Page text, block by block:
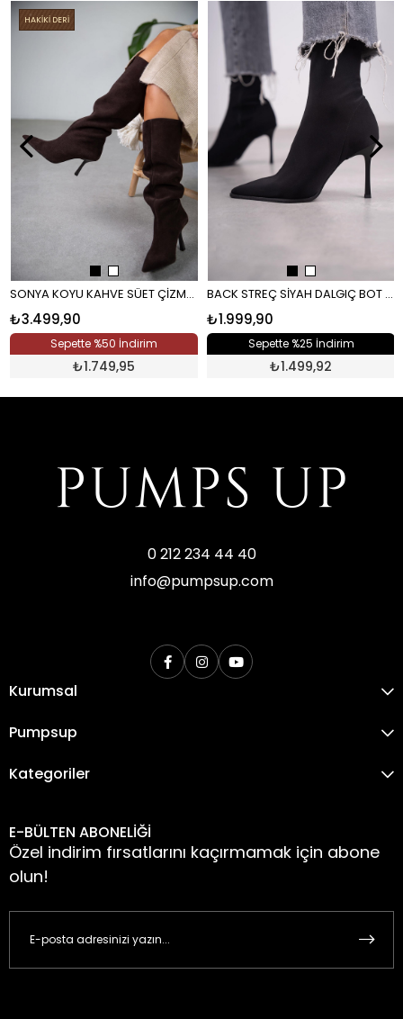
SONYA KOYU KAHVE SÜET ÇİZME KAHVE
₺3.499,90
Sepette %50 İndirim
₺1.749,95
HAKİKİ DERİ
BACK STREÇ SİYAH DALGIÇ BOT SİYAH
₺1.999,90
Sepette %25 İndirim
₺1.499,92
0 212 234 44 40
info@pumpsup.com
Kurumsal
Pumpsup
Kategoriler
E-BÜLTEN ABONELİĞİ
Özel indirim fırsatlarını kaçırmamak için abone
olun!